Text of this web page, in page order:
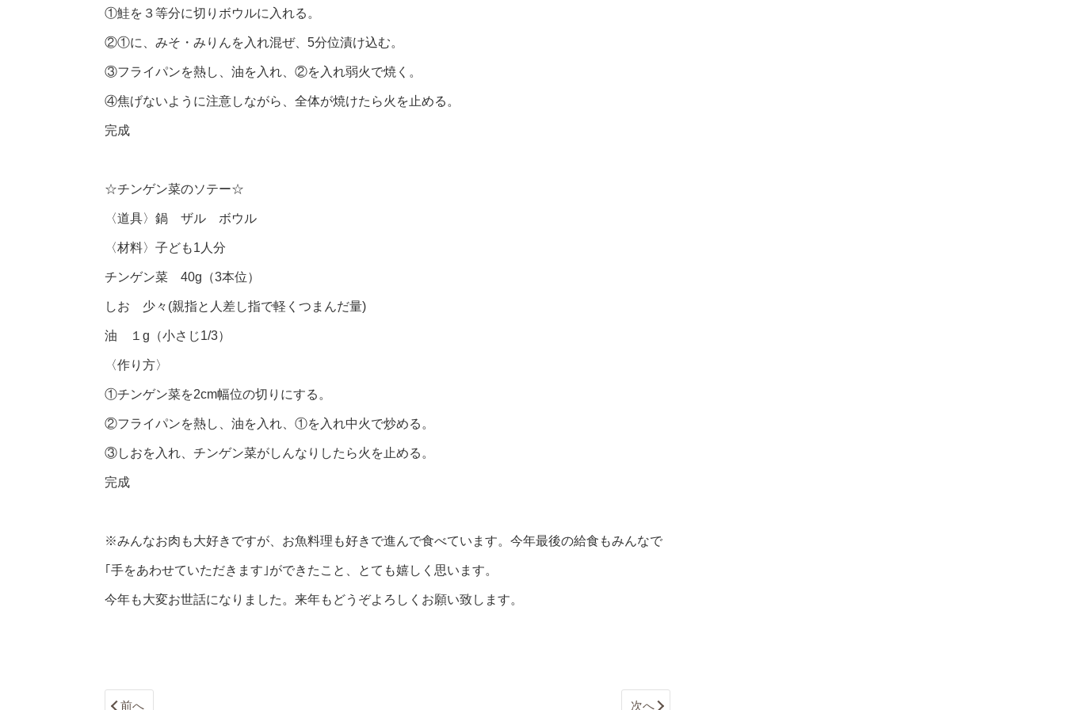
①鮭を３等分に切りボウルに入れる。
②①に、みそ・みりんを入れ混ぜ、5分位漬け込む。
③フライパンを熱し、油を入れ、②を入れ弱火で焼く。
④焦げないように注意しながら、全体が焼けたら火を止める。
完成
☆チンゲン菜のソテー☆
〈道具〉鍋 ザル ボウル
〈材料〉子ども1人分
チンゲン菜 40g（3本位）
しお 少々(親指と人差し指で軽くつまんだ量)
油 １g（小さじ1/3）
〈作り方〉
①チンゲン菜を2cm幅位の切りにする。
②フライパンを熱し、油を入れ、①を入れ中火で炒める。
③しおを入れ、チンゲン菜がしんなりしたら火を止める。
完成
※みんなお肉も大好きですが、お魚料理も好きで進んで食べています。今年最後の給食もみんなで
｢手をあわせていただきます｣ができたこと、とても嬉しく思います。
今年も大変お世話になりました。来年もどうぞよろしくお願い致します。
前へ 次へ